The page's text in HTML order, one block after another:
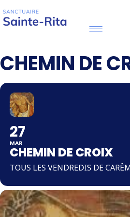
CHEMIN DE
27
MAR
CHEMIN DE CROIX
TOUS LES VENDREDIS DE